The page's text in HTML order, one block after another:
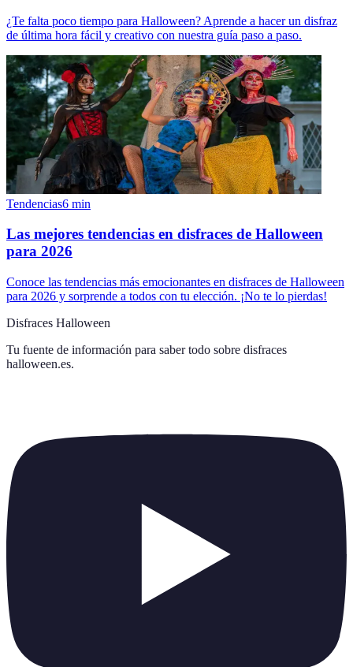
¿Te falta poco tiempo para Halloween? Aprende a hacer un disfraz
de última hora fácil y creativo con nuestra guía paso a paso.
Tendencias6 min
Las mejores tendencias en disfraces de Halloween
para 2026
Conoce las tendencias más emocionantes en disfraces de Halloween
para 2026 y sorprende a todos con tu elección. ¡No te lo pierdas!
Disfraces Halloween
Tu fuente de información para saber todo sobre disfraces
halloween.es.